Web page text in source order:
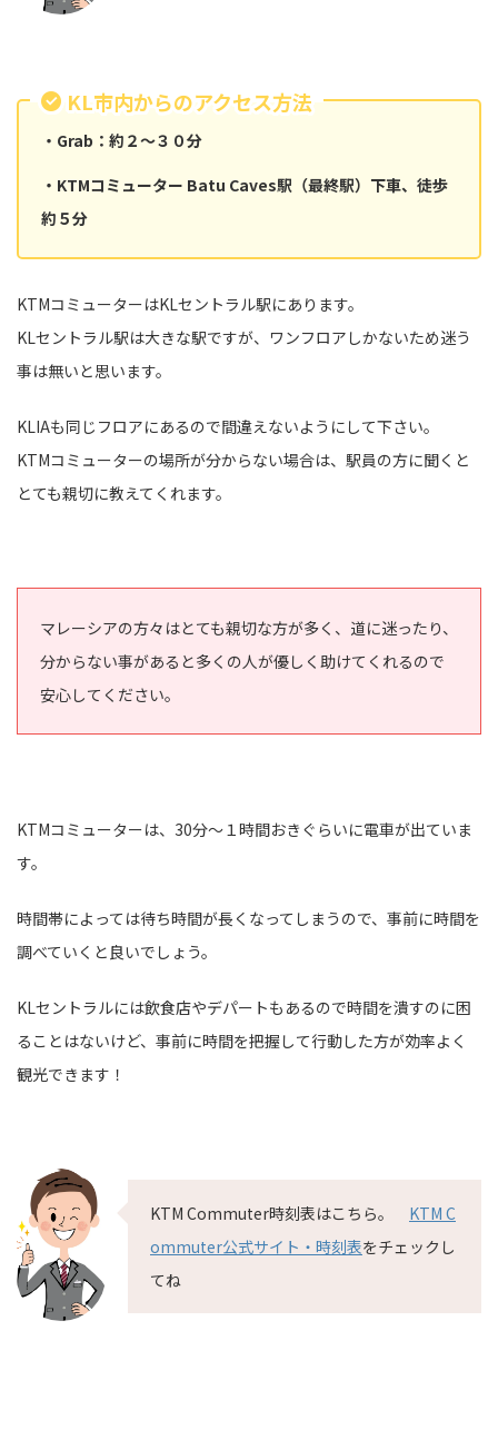
KL市内からのアクセス方法
・Grab：約２～３０分
・KTMコミューター Batu Caves駅（最終駅）下車、徒歩
約５分
KTMコミューターはKLセントラル駅にあります。
KLセントラル駅は大きな駅ですが、ワンフロアしかないため迷う
事は無いと思います。
KLIAも同じフロアにあるので間違えないようにして下さい。
KTMコミューターの場所が分からない場合は、駅員の方に聞くと
とても親切に教えてくれます。
マレーシアの方々はとても親切な方が多く、道に迷ったり、
分からない事があると多くの人が優しく助けてくれるので
安心してください。
KTMコミューターは、30分～１時間おきぐらいに電車が出ていま
す。
時間帯によっては待ち時間が長くなってしまうので、事前に時間を
調べていくと良いでしょう。
KLセントラルには飲食店やデパートもあるので時間を潰すのに困
ることはないけど、事前に時間を把握して行動した方が効率よく
観光できます！
KTM Commuter時刻表はこちら。 KTM C
ommuter公式サイト・時刻表をチェックし
てね